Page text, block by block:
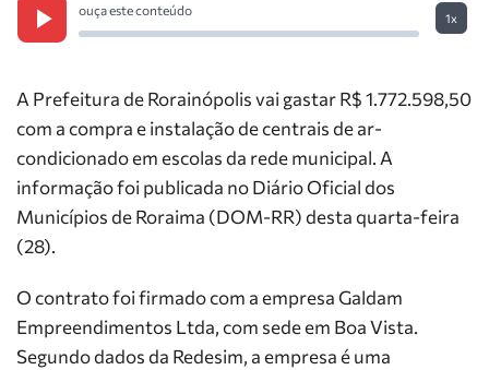
ouça este conteúdo
1x
A Prefeitura de Rorainópolis vai gastar R$ 1.772.598,50
com a compra e instalação de centrais de ar-
condicionado em escolas da rede municipal. A
informação foi publicada no Diário Oficial dos
Municípios de Roraima (DOM-RR) desta quarta-feira
(28).
O contrato foi firmado com a empresa Galdam
Empreendimentos Ltda, com sede em Boa Vista.
Segundo dados da Redesim, a empresa é uma